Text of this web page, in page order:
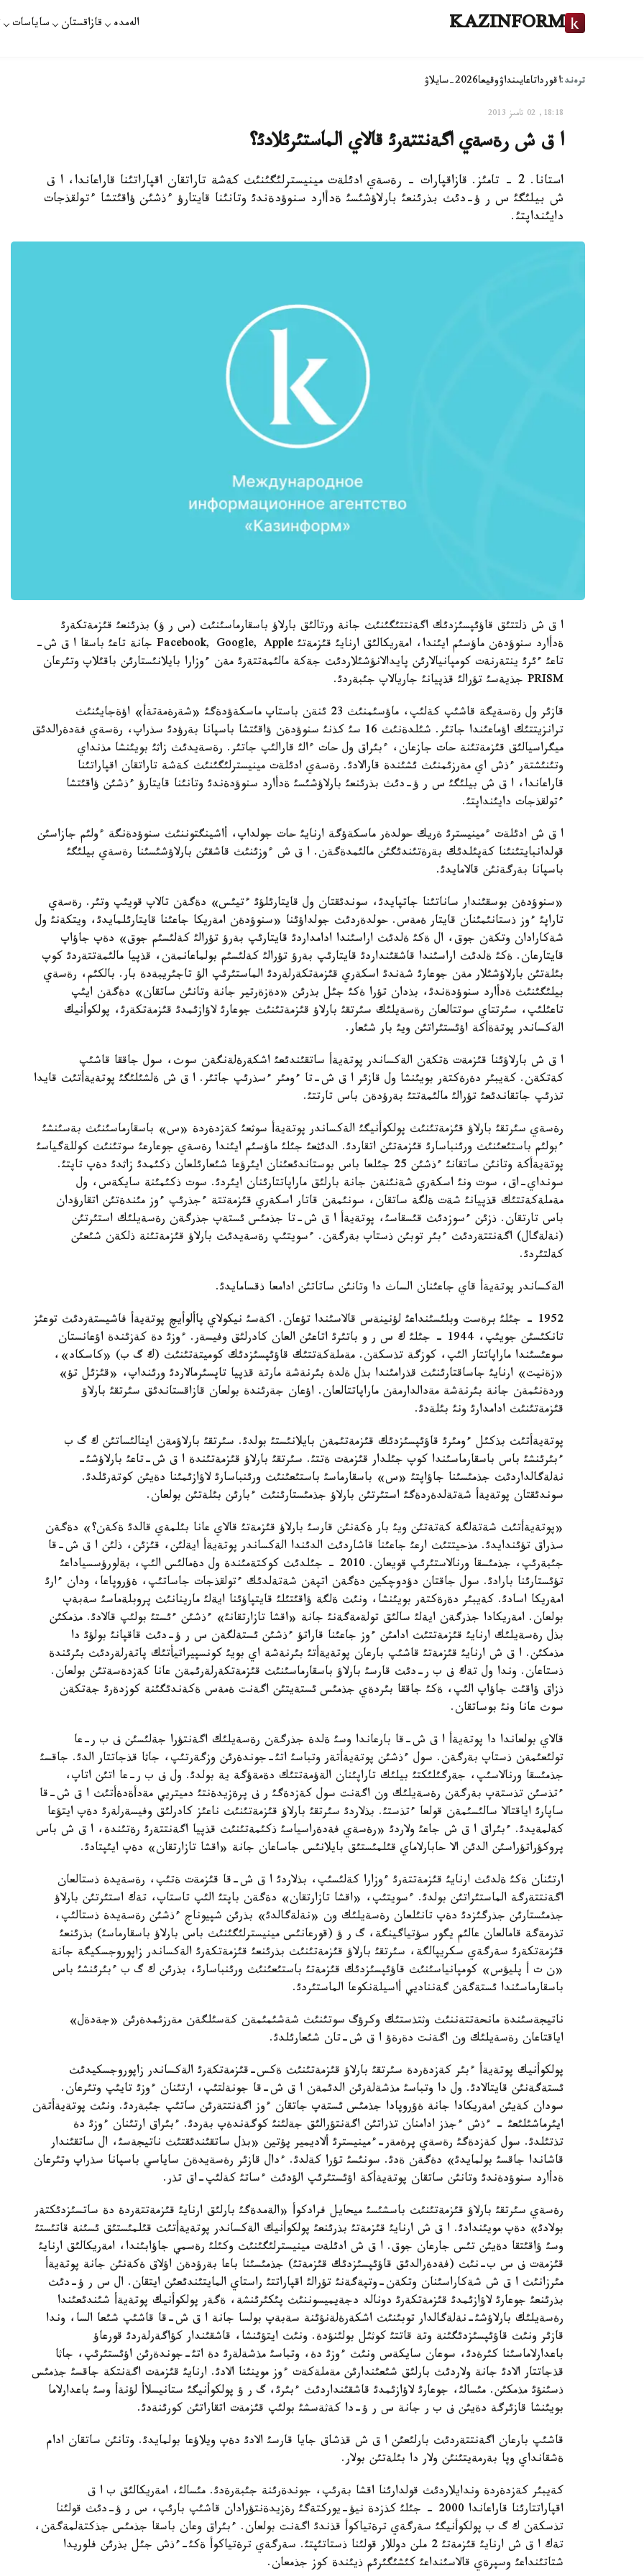
KAZINFORM الەمدە قازاقستان ساياسات
ترەند:اقورداتاعايىنداۋوقيعا2026-سايلاۋ
18:18, 02 تامىز 2013
ا ق ش رةسةي اگةنتتةرئ قالاي الماستئرئلادئ؟
استانا. 2 - تامئز. قازاقپارات - رةسةي ادئلةت مينيسترلئگئنئث كةشة تاراتقان اقپاراتئنا قاراعاندا، ا ق
ش بيلئگئ س ر ؤ-دئث بذرئنعئ بارلاؤشئسئ ةدأارد سنوؤدةندئ وتانئنا قايتارؤ ءذشئن ؤاقئتشا ءتولقذجات
دايئنداپتئ.
ا ق ش ذلتتئق قاؤئپسئزدئك اگةنتتئگئنئث جانة ورتالئق بارلاؤ باسقارماسئنئث (س ر ؤ) بذرئنعئ قئزمةتكةرئ
ةدأارد سنوؤدةن ماؤسئم ايئندا، امةريكالئق ارنايئ قئزمةتئ Facebook, Google, Apple جانة تاعئ باسقا ا ق ش-
تاعئ ءئرئ ينتةرنةت كومپانيالارئن پايدالانؤشئلاردئث جةكة مالئمةتتةرئ مةن ءوزارا بايلانئستارئن باقئلاپ وتئرعان
PRISM جذيةسئ تؤرالئ قذپيانئ جاريالاپ جئبةردئ.
قازئر ول رةسةيگة قاشئپ كةلئپ، ماؤسئمنئث 23 ئنةن باستاپ ماسكةؤدةگئ «شةرةمةتةأ» اؤةجايئنئث
ترانزيتتئك اؤماعئندا جاتئر. شئلدةنئث 16 سئ كذنئ سنوؤدةن ؤاقئتشا باسپانا بةرؤدئ سذراپ، رةسةي فةدةرالدئق
ميگراسيالئق قئزمةتئنة حات جازعان، ءبئراق ول حات ءالئ قارالئپ جاتئر. رةسةيدئث زاثئ بويئنشا مذنداي
وتئنئشتةر ءذش اي مةرزئمنئث ئشئندة قارالادئ. رةسةي ادئلةت مينيسترلئگئنئث كةشة تاراتقان اقپاراتئنا
قاراعاندا، ا ق ش بيلئگئ س ر ؤ-دئث بذرئنعئ بارلاؤشئسئ ةدأارد سنوؤدةندئ وتانئنا قايتارؤ ءذشئن ؤاقئتشا
ءتولقذجات دايئنداپتئ.
ا ق ش ادئلةت ءمينيسترئ ةريك حولدةر ماسكةؤگة ارنايئ حات جولداپ، أاشينگتوننئث سنوؤدةنگة ءولئم جازاسئن
قولدانبايتئنئنا كةپئلدئك بةرةتئندئگئن مالئمدةگةن. ا ق ش ءوزئنئث قاشقئن بارلاؤشئسئنا رةسةي بيلئگئ
باسپانا بةرگةنئن قالامايدئ.
«سنوؤدةن بوسقئندار ساناتئنا جاتپايدئ، سوندئقتان ول قايتارئلؤئ ءتيئس» دةگةن تالاپ قويئپ وتئر. رةسةي
تاراپئ ءوز ذستانئمئنان قايتار ةمةس. حولدةردئث جولداؤئنا «سنوؤدةن امةريكا جاعئنا قايتارئلمايدئ، ويتكةنئ ول
شةكارادان وتكةن جوق، ال ةكئ ةلدئث اراسئندا ادامداردئ قايتارئپ بةرؤ تؤرالئ كةلئسئم جوق» دةپ جاؤاپ
قايتارعان. ةكئ ةلدئث اراسئندا قاشقئنداردئ قايتارئپ بةرؤ تؤرالئ كةلئسئم بولماعانمةن، قذپيا مالئمةتتةردئ كوپ
بئلةتئن بارلاؤشئلار مةن جوعارئ شةندئ اسكةري قئزمةتكةرلةردئ الماستئرئپ الؤ تاجئريبةدة بار. بالكئم، رةسةي
بيلئگئنئث ةدأارد سنوؤدةندئ، بذدان تؤرا ةكئ جئل بذرئن «دةزةرتير جانة وتانئن ساتقان» دةگةن ايئپ
تاعئلئپ، سئرتتاي سوتتالعان رةسةيلئك سئرتقئ بارلاؤ قئزمةتئنئث جوعارئ لاؤازئمدئ قئزمةتكةرئ، پولكوأنيك
الةكساندر پوتةةأكة اؤئستئراتئن ويئ بار شئعار.
ا ق ش بارلاؤئنا قئزمةت ةتكةن الةكساندر پوتةيةأ ساتقئندئعئ اشكةرةلةنگةن سوث، سول جاققا قاشئپ
كةتكةن. كةيبئر دةرةكتةر بويئنشا ول قازئر ا ق ش-تا ءومئر ءسذرئپ جاتئر. ا ق ش ةلشئلئگئ پوتةيةأتئث قايدا
تذرئپ جاتقاندئعئ تؤرالئ مالئمةتتئ بةرؤدةن باس تارتتئ.
رةسةي سئرتقئ بارلاؤ قئزمةتئنئث پولكوأنيگئ الةكساندر پوتةيةأ سوثعئ كةزدةردة «س» باسقارماسئنئث بةسئنشئ
ءبولئم باستئعئنئث ورئنباسارئ قئزمةتئن اتقاردئ. الدئثعئ جئلئ ماؤسئم ايئندا رةسةي جوعارعئ سوتئنئث كوللةگياسئ
پوتةيةأكة وتانئن ساتقانئ ءذشئن 25 جئلعا باس بوستاندئعئنان ايئرؤعا شئعارئلعان ذكئمدئ زاثدئ دةپ تاپتئ.
سونداي-اق، سوت ونئ اسكةري شةنئنةن جانة بارلئق ماراپاتتارئنان ايئردئ. سوت ذكئمئنة سايكةس، ول
مةملةكةتتئك قذپيانئ شةت ةلگة ساتقان، سونئمةن قاتار اسكةري قئزمةتتة ءجذرئپ ءوز مئندةتئن اتقارؤدان
باس تارتقان. ذزئن ءسوزدئث قئسقاسئ، پوتةيةأ ا ق ش-تا جذمئس ئستةپ جذرگةن رةسةيلئك استئرتئن
(نةلةگال) اگةنتتةردئث ءبئر توبئن ذستاپ بةرگةن. ءسويتئپ رةسةيدئث بارلاؤ قئزمةتئنة ذلكةن شئعئن
كةلتئردئ.
الةكساندر پوتةيةأ قاي جاعئنان الساث دا وتانئن ساتاتئن ادامعا ذقسامايدئ.
1952 - جئلئ برةست وبلئسئنداعئ لؤنينةس قالاسئندا تؤعان. اكةسئ نيكولاي پاألوأيچ پوتةيةأ فاشيستةردئث توعئز
تانكئسئن جويئپ، 1944 - جئلئ ك س ر و باتئرئ اتاعئن العان كادرلئق وفيسةر. ءوزئ دة كةزئندة اؤعانستان
سوعئسئندا ماراپاتتار الئپ، كوزگة تذسكةن. مةملةكةتتئك قاؤئپسئزدئك كوميتةتئنئث (ك گ ب) «كاسكاد»،
«زةنيت» ارنايئ جاساقتارئنئث قذرامئندا بذل ةلدة بئرنةشة مارتة قذپيا تاپسئرمالاردئ ورئنداپ، «قئزئل تؤ»
وردةنئمةن جانة بئرنةشة مةدالدارمةن ماراپاتتالعان. اؤعان جةرئندة بولعان قازاقستاندئق سئرتقئ بارلاؤ
قئزمةتئنئث ادامدارئ ونئ بئلةدئ.
پوتةيةأتئث بذكئل ءومئرئ قاؤئپسئزدئك قئزمةتئمةن بايلانئستئ بولدئ. سئرتقئ بارلاؤمةن اينالئساتئن ك گ ب
ءبئرئنشئ باس باسقارماسئندا كوپ جئلدار قئزمةت ةتتئ. سئرتقئ بارلاؤ قئزمةتئندة ا ق ش-تاعئ بارلاؤشئ-
نةلةگالداردئث جذمئسئنا جاؤاپتئ «س» باسقارماسئ باستئعئنئث ورئنباسارئ لاؤازئمئنا دةيئن كوتةرئلدئ.
سوندئقتان پوتةيةأ شةتةلدةردةگئ استئرتئن بارلاؤ جذمئستارئنئث ءبارئن بئلةتئن بولعان.
«پوتةيةأتئث شةتةلگة كةتةتئن ويئ بار ةكةنئن قارسئ بارلاؤ قئزمةتئ قالاي عانا بئلمةي قالدئ ةكةن؟» دةگةن
سذراق تؤئندايدئ. مذحيتتئث ارعئ جاعئنا قاشاردئث الدئندا الةكساندر پوتةيةأ ايةلئن، قئزئن، ذلئن ا ق ش-قا
جئبةرئپ، جذمئسقا ورنالاستئرئپ قويعان. 2010 - جئلدئث كوكتةمئندة ول دةمالئس الئپ، بةلورؤسسياداعئ
تؤئستارئنا بارادئ. سول جاقتان دؤدوچكين دةگةن اتپةن شةتةلدئك ءتولقذجات جاساتئپ، ةؤروپاعا، ودان ءارئ
امةريكا اسادئ. كةيبئر دةرةكتةر بويئنشا، ونئث ةلگة ؤاقئتئلئ قايتپاؤئنا ايةلئ مارينانئث پروبلةماسئ سةبةپ
بولعان. امةريكادا جذرگةن ايةلئ سالئق تولةمةگةنئ جانة «اقشا تازارتقانئ» ءذشئن ءئستئ بولئپ قالادئ. مذمكئن
بذل رةسةيلئك ارنايئ قئزمةتتئث ادامئن ءوز جاعئنا قاراتؤ ءذشئن ئستةلگةن س ر ؤ-دئث قاقپانئ بولؤئ دا
مذمكئن. ا ق ش ارنايئ قئزمةتئ قاشئپ بارعان پوتةيةأتئ بئرنةشة اي بويئ كونسپيراتيأتئك پاتةرلةردئث بئرئندة
ذستاعان. وندا ول تةك ف ب ر-دئث قارسئ بارلاؤ باسقارماسئنئث قئزمةتكةرلةرئمةن عانا كةزدةسةتئن بولعان.
ذزاق ؤاقئت جاؤاپ الئپ، ةكئ جاققا بئردةي جذمئس ئستةيتئن اگةنت ةمةس ةكةندئگئنة كوزدةرئ جةتكةن
سوث عانا ونئ بوساتقان.
قالاي بولعاندا دا پوتةيةأ ا ق ش-قا بارعاندا وسئ ةلدة جذرگةن رةسةيلئك اگةنتؤرا جةلئسئن ف ب ر-عا
تولئعئمةن ذستاپ بةرگةن. سول ءذشئن پوتةيةأتةر وتباسئ اتئ-جوندةرئن وزگةرتئپ، جاثا قذجاتتار الدئ. جاقسئ
جذمئسقا ورنالاسئپ، جةرگئلئكتئ بيلئك تاراپئنان الةؤمةتتئك دةمةؤگة ية بولدئ. ول ف ب ر-عا اتئن اتاپ،
ءتذسئن تذستةپ بةرگةن رةسةيلئك ون اگةنت سول كةزدةگئ ر ف پرةزيدةنتئ دميتريي مةدأةدةأتئث ا ق ش-قا
ساپارئ اياقتالا سالئسئمةن قولعا ءتذستئ. بذلاردئ سئرتقئ بارلاؤ قئزمةتئنئث ناعئز كادرلئق وفيسةرلةرئ دةپ ايتؤعا
كةلمةيدئ. ءبئراق ا ق ش جاعئ ولاردئ «رةسةي فةدةراسياسئ ذكئمةتئنئث قذپيا اگةنتتةرئ رةتئندة، ا ق ش باس
پروكؤراتؤراسئن الدئن الا حابارلاماي قئلمئستئق بايلانئس جاساعان جانة «اقشا تازارتقان» دةپ ايئپتادئ.
ارتئنان ةكئ ةلدئث ارنايئ قئزمةتتةرئ ءوزارا كةلئسئپ، بذلاردئ ا ق ش-قا قئزمةت ةتئپ، رةسةيدة ذستالعان
اگةنتتةرگة الماستئراتئن بولدئ. ءسويتئپ، «اقشا تازارتقان» دةگةن باپتئ الئپ تاستاپ، تةك استئرتئن بارلاؤ
جذمئستارئن جذرگئزدئ دةپ تانئلعان رةسةيلئك ون «نةلةگالدئ» بذرئن شپيوناج ءذشئن رةسةيدة ذستالئپ،
تذرمةگة قامالعان عالئم يگور سؤتياگينگة، گ ر ؤ (قورعانئس مينيسترلئگئنئث باس بارلاؤ باسقارماسئ) بذرئنعئ
قئزمةتكةرئ سةرگةي سكريپالگة، سئرتقئ بارلاؤ قئزمةتئنئث بذرئنعئ قئزمةتكةرئ الةكساندر زاپوروجسكيگة جانة
«ن ت أ پليؤس» كومپانياسئنئث قاؤئپسئزدئك قئزمةتئ باستئعئنئث ورئنباسارئ، بذرئن ك گ ب ءبئرئنشئ باس
باسقارماسئندا ئستةگةن گةنناديي أاسيلةنكوعا الماستئردئ.
ناتيجةسئندة مانحةتتةننئث وثتذستئك وكرؤگ سوتئنئث شةشئمئمةن كةسئلگةن مةرزئمدةرئن «جةدةل»
اياقتاعان رةسةيلئك ون اگةنت دةرةؤ ا ق ش-تان شئعارئلدئ.
پولكوأنيك پوتةيةأ ءبئر كةزدةردة سئرتقئ بارلاؤ قئزمةتئنئث ةكس-قئزمةتكةرئ الةكساندر زاپوروجسكيدئث
ئستةگةنئن قايتالادئ. ول دا وتباسئ مذشةلةرئن الدئمةن ا ق ش-قا جونةلتئپ، ارتئنان ءوزئ تايئپ وتئرعان.
سودان كةيئن امةريكادا جانة ةؤروپادا جذمئس ئستةپ جاتقان ءوز اگةنتتةرئن ساتئپ جئبةردئ. ونئث پوتةيةأتةن
ايئرماشئلئعئ - ءذش ءجذز ادامنان تذراتئن اگةنتؤرالئق جةلئنئ كوگةندةپ بةردئ. ءبئراق ارتئنان ءوزئ دة
تذتئلدئ. سول كةزدةگئ رةسةي پرةمةر-ءمينيسترئ ألاديمير پؤتين «بذل ساتقئندئقتئث ناتيجةسئ، ال ساتقئندار
قاشاندا جاقسئ بولمايدئ» دةگةن ةدئ. سونئسئ تؤرا كةلدئ. ءدال قازئر رةسةيدةن ساياسي باسپانا سذراپ وتئرعان
ةدأارد سنوؤدةندئ وتانئن ساتقان پوتةيةأكة اؤئستئرئپ الؤدئث ءساتئ كةلئپ-اق تذر.
رةسةي سئرتقئ بارلاؤ قئزمةتئنئث باسشئسئ ميحايل فرادكوأ «الةمدةگئ بارلئق ارنايئ قئزمةتتةردة دة ساتسئزدئكتةر
بولادئ» دةپ مويئندادئ. ا ق ش ارنايئ قئزمةتئ بذرئنعئ پولكوأنيك الةكساندر پوتةيةأتئث قئلمئستئق ئسئنة قاتئستئ
وسئ ؤاقئتقا دةيئن تئس جارعان جوق. ا ق ش ادئلةت مينيسترلئگئنئث وكئلئ رةسمي جاؤابئندا، امةريكالئق ارنايئ
قئزمةت ف س ب-نئث (فةدةرالدئق قاؤئپسئزدئك قئزمةتئ) جذمئسئنا باعا بةرؤدةن اؤلاق ةكةنئن جانة پوتةيةأ
مئرزانئث ا ق ش شةكاراسئنان وتكةن-وتپةگةنئ تؤرالئ اقپاراتتئ راستاي المايتئندئعئن ايتقان. ال س ر ؤ-دئث
بذرئنعئ جوعارئ لاؤازئمدئ قئزمةتكةرئ دونالد دجةيميسوننئث پئكئرئنشة، ةگةر پولكوأنيك پوتةيةأ شئندئعئندا
رةسةيلئك بارلاؤشئ-نةلةگالدار توبئنئث اشكةرةلةنؤئنة سةبةپ بولسا جانة ا ق ش-قا قاشئپ شئعا السا، وندا
قازئر ونئث قاؤئپسئزدئگئنة وتة قاتتئ كوثئل بولئنؤدة. ونئث ايتؤئنشا، قاشقئندار كؤاگةرلةردئ قورعاؤ
باعدارلاماسئنا كئرةدئ، سوعان سايكةس ونئث ءوزئ دة، وتباسئ مذشةلةرئ دة اتئ-جوندةرئن اؤئستئرئپ، جاثا
قذجاتتار الادئ جانة ولاردئث بارلئق شئعئندارئن مةملةكةت ءوز موينئنا الادئ. ارنايئ قئزمةت اگةنتكة جاقسئ جذمئس
ذسئنؤئ مذمكئن. مئسالئ، جوعارئ لاؤازئمدئ قاشقئنداردئث ءبئرئ، گ ر ؤ پولكوأنيگئ ستانيسلاأ لؤنةأ وسئ باعدارلاما
بويئنشا قازئرگة دةيئن ف ب ر جانة س ر ؤ-دا كةثةسشئ بولئپ قئزمةت اتقاراتئن كورئنةدئ.
قاشئپ بارعان اگةنتتةردئث بارلئعئن ا ق ش قذشاق جايا قارسئ الادئ دةپ ويلاؤعا بولمايدئ. وتانئن ساتقان ادام
ةشقانداي وپا بةرمةيتئنئن ولار دا بئلةتئن بولار.
كةيبئر كةزدةردة وندايلاردئث قولدارئنا اقشا بةرئپ، جوندةرئنة جئبةرةدئ. مئسالئ، امةريكالئق ب ا ق
اقپاراتتارئنا قاراعاندا 2000 - جئلئ كذزدة نيؤ-يوركتةگئ رةزيدةنتؤرادان قاشئپ بارئپ، س ر ؤ-دئث قولئنا
تذسكةن ك گ ب پولكوأنيگئ سةرگةي ترةتياكوأ قذندئ اگةنت بولعان. ءبئراق وعان باسقا جذمئس جذكتةلمةگةن،
تةك ا ق ش ارنايئ قئزمةتئ 2 ملن دوللار قولئنا ذستاتئپتئ. سةرگةي ترةتياكوأ ةكئ-ءذش جئل بذرئن فلوريدا
شتاتئنداعئ وسپرةي قالاسئنداعئ كئشئگئرئم ذيئندة كوز جذمعان.